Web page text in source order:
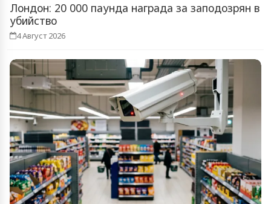
Лондон: 20 000 паунда награда за заподозрян в
убийство
4 Август 2026